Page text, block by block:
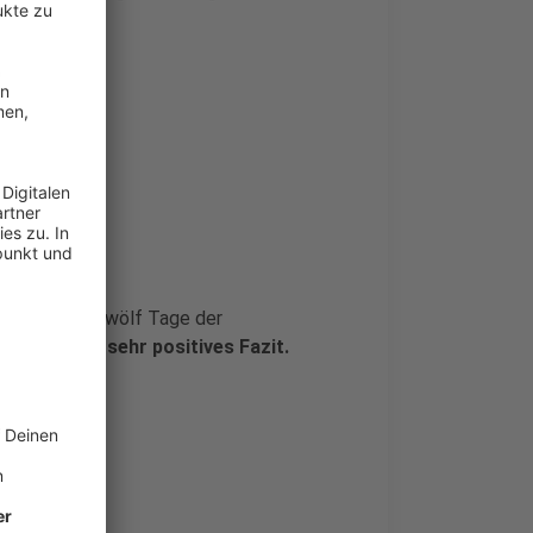
die ersten zwölf Tage der
er ein
sehr positives Fazit.